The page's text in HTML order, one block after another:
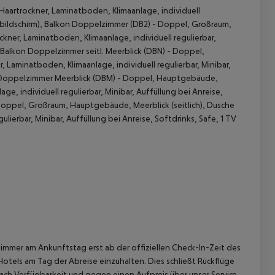
Laminatboden, Klimaanlage, individuell
Balkon Doppelzimmer (DB2) - Doppel, Großraum,
Laminatboden, Klimaanlage, individuell regulierbar,
Doppelzimmer seitl. Meerblick (DBN) - Doppel,
Klimaanlage, individuell regulierbar, Minibar,
Meerblick (DBM) - Doppel, Hauptgebäude,
individuell regulierbar, Minibar, Auffüllung bei Anreise,
Großraum, Hauptgebäude, Meerblick (seitlich), Dusche
Minibar, Auffüllung bei Anreise, Softdrinks, Safe, 1 TV
am Ankunftstag erst ab der offiziellen Check-In-Zeit des
am Tag der Abreise einzuhalten. Dies schließt Rückflüge